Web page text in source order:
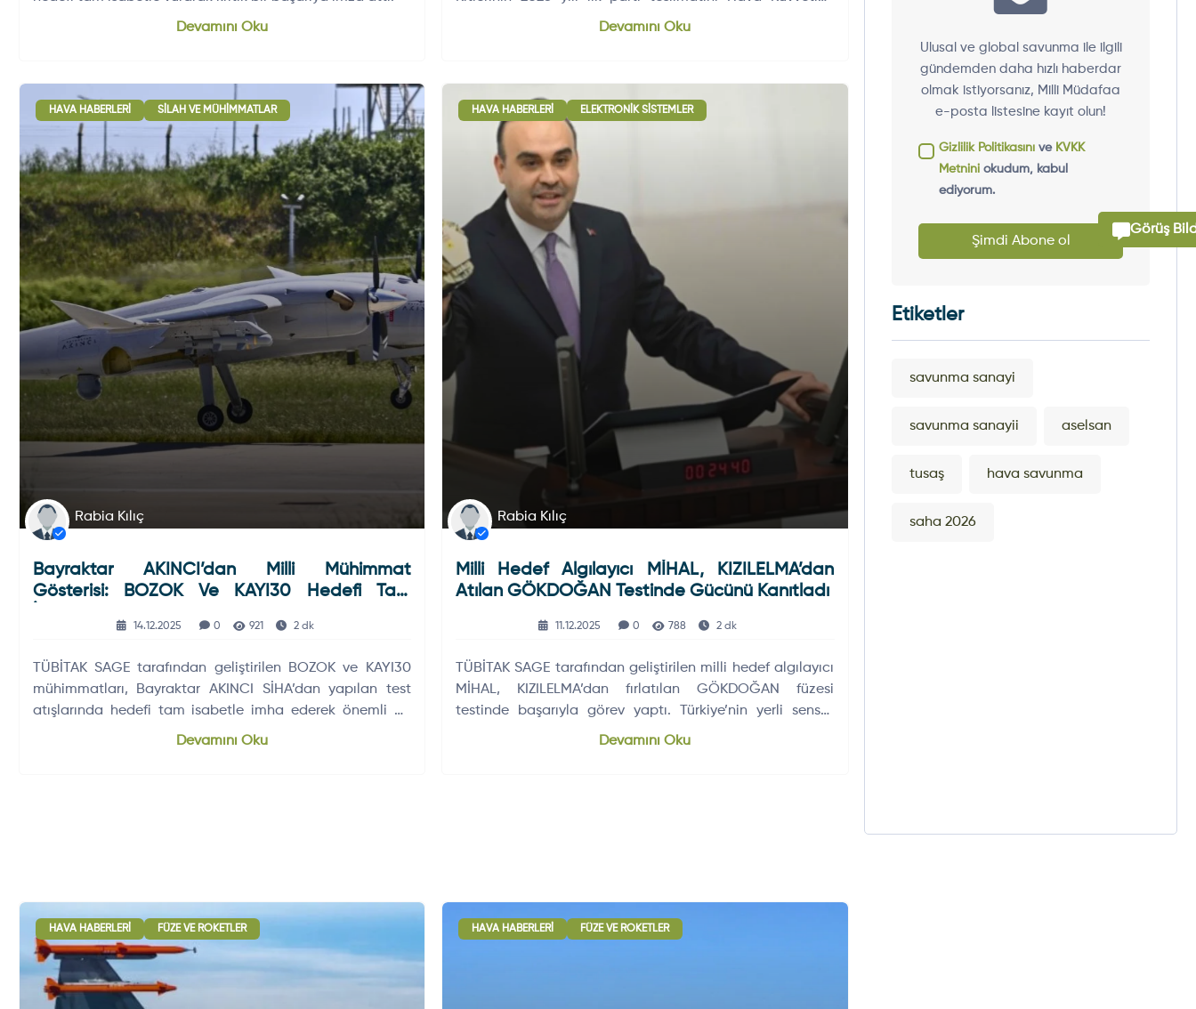
Devamını Oku
Komutanlığı’na başarıyla gerçekleştirdi.
Devamını Oku
HAVA HABERLERI SILAH VE MÜHIMMATLAR
Rabia Kılıç
Bayraktar AKINCI’dan Milli Mühimmat
Gösterisi: BOZOK Ve KAYI30 Hedefi Tam
14.12.2025 0 921 2 dk
TÜBİTAK SAGE tarafından geliştirilen BOZOK ve KAYI30
mühimmatları, Bayraktar AKINCI SİHA’dan yapılan test
atışlarında hedefi tam isabetle imha ederek önemli bir
Devamını Oku
HAVA HABERLERI ELEKTRONIK SISTEMLER
Rabia Kılıç
Milli Hedef Algılayıcı MİHAL, KIZILELMA’dan
Atılan GÖKDOĞAN Testinde Gücünü Kanıtladı
11.12.2025 0 788 2 dk
TÜBİTAK SAGE tarafından geliştirilen milli hedef algılayıcı
MİHAL, KIZILELMA’dan fırlatılan GÖKDOĞAN füzesi
testinde başarıyla görev yaptı. Türkiye’nin yerli sensör
teknolojilerindeki yetkinliğini gösteren sistem, hava
Devamını Oku
HAVA HABERLERI FÜZE VE ROKETLER HAVA HABERLERI FÜZE VE ROKETLER
Ulusal ve global savunma ile ilgili
gündemden daha hızlı haberdar
olmak istiyorsanız, Milli Müdafaa
e-posta listesine kayıt olun!
Gizlilik Politikasını ve KVKK
Metnini okudum, kabul
ediyorum.
Şimdi Abone ol
Etiketler
savunma sanayi
savunma sanayii aselsan
tusaş hava savunma
saha 2026
Görüş